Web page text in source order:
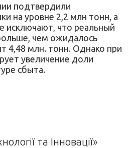
подтвердили
на уровне 2,2 млн тонн, а
исключают, что реальный
чем ожидалось
4,48 млн. тонн. Однако при
увеличение доли
сбыта.
та Інновації»